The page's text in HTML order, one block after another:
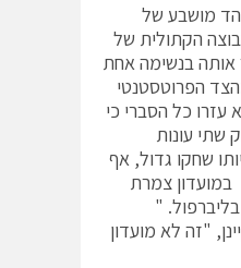
מושבע של
הקתולית של
אותה בנשימה אחת
הפרוטסטנטי
עזרו כל הסברי כי
שתי עונות
שחקו גדול, אף
צמרת
בליברפול. "
"זה לא מועדון